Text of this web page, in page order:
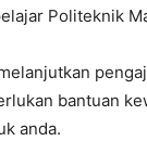
Politeknik
bantuan
anda.